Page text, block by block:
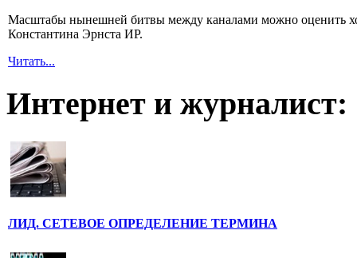
Масштабы нынешней битвы между каналами можно оценить
Константина Эрнста ИР.
Читать...
Интернет и журналист:
ЛИД. СЕТЕВОЕ ОПРЕДЕЛЕНИЕ ТЕРМИНА